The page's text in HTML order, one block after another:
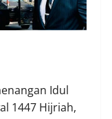
Idul
1447 Hijriah,